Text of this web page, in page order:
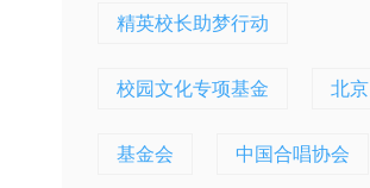
精英校长助梦行动
校园文化专项基金 北京
基金会 中国合唱协会